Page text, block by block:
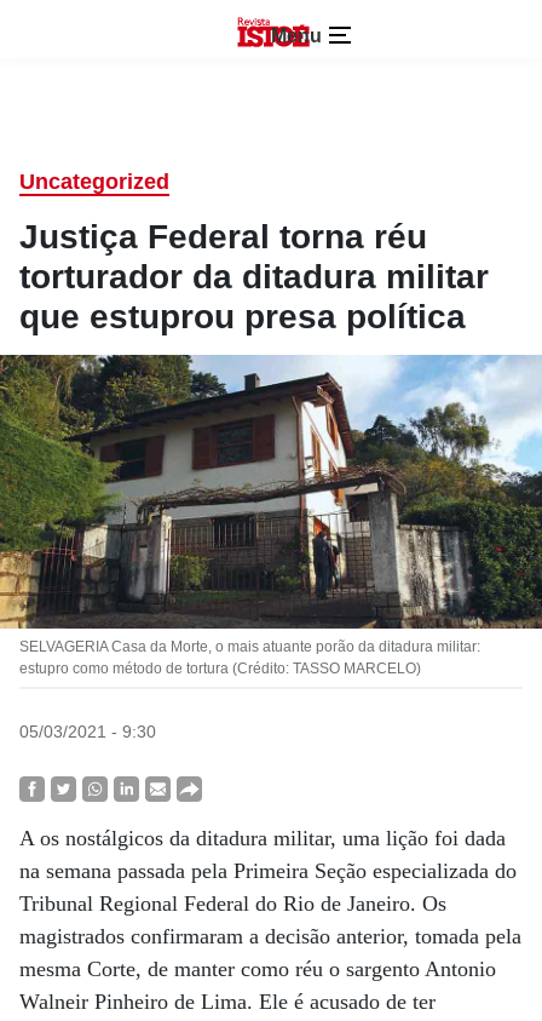
Menu
Uncategorized
Justiça Federal torna réu
torturador da ditadura militar
que estuprou presa política
SELVAGERIA Casa da Morte, o mais atuante porão da ditadura militar:
estupro como método de tortura (Crédito: TASSO MARCELO)
05/03/2021 - 9:30
A os nostálgicos da ditadura militar, uma lição foi dada
na semana passada pela Primeira Seção especializada do
Tribunal Regional Federal do Rio de Janeiro. Os
magistrados confirmaram a decisão anterior, tomada pela
mesma Corte, de manter como réu o sargento Antonio
Walneir Pinheiro de Lima. Ele é acusado de ter